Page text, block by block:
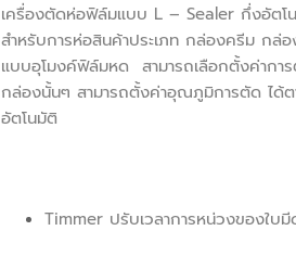
เครื่องตัดห่อฟิล์มแบบ L – Sealer กึ่งอัต
สำหรับการห่อสินค้าประเภท กล่องครีม ก
แบบอุโมงค์ฟิล์มหด สามารถเลือกตั้งค่ากา
กล่องนั้นๆ สามารถตั้งค่าอุณภูมิการตัด ได้ต
อัตโนมัติ
Timmer ปรับเวลาการหน่วงของใบ